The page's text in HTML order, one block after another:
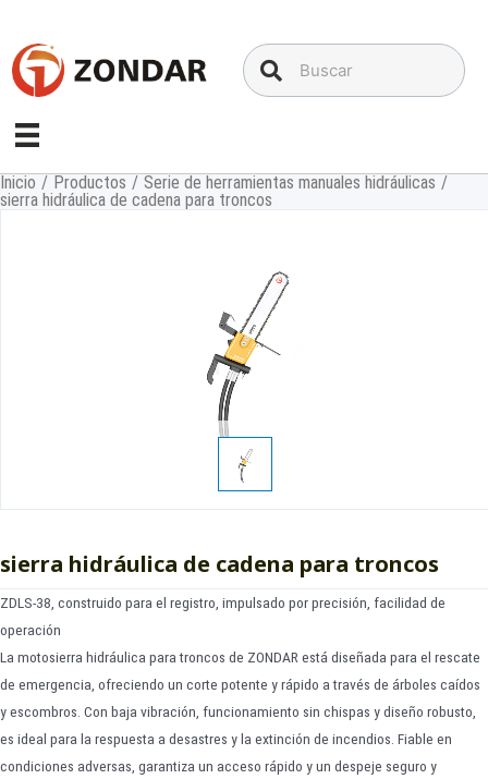
contenido
Inicio / Productos / Serie de herramientas manuales hidráulicas /
sierra hidráulica de cadena para troncos
sierra hidráulica de cadena para troncos
ZDLS-38, construido para el registro, impulsado por precisión, facilidad de
operación
La motosierra hidráulica para troncos de ZONDAR está diseñada para el rescate
de emergencia, ofreciendo un corte potente y rápido a través de árboles caídos
y escombros. Con baja vibración, funcionamiento sin chispas y diseño robusto,
es ideal para la respuesta a desastres y la extinción de incendios. Fiable en
condiciones adversas, garantiza un acceso rápido y un despeje seguro y